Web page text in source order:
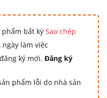
phẩm bất kỳ Sao chép
làm việc
ký mới. Đăng ký
phẩm lỗi do nhà sản